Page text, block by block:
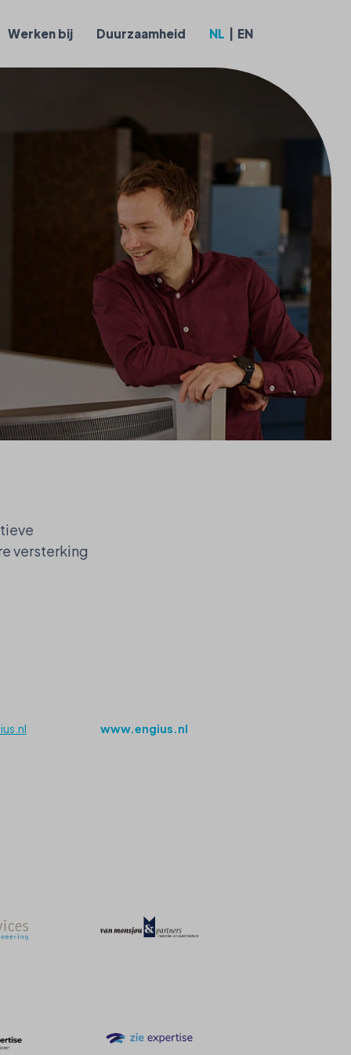
Werken bij Duurzaamheid NL EN
versterking
www.engius.nl